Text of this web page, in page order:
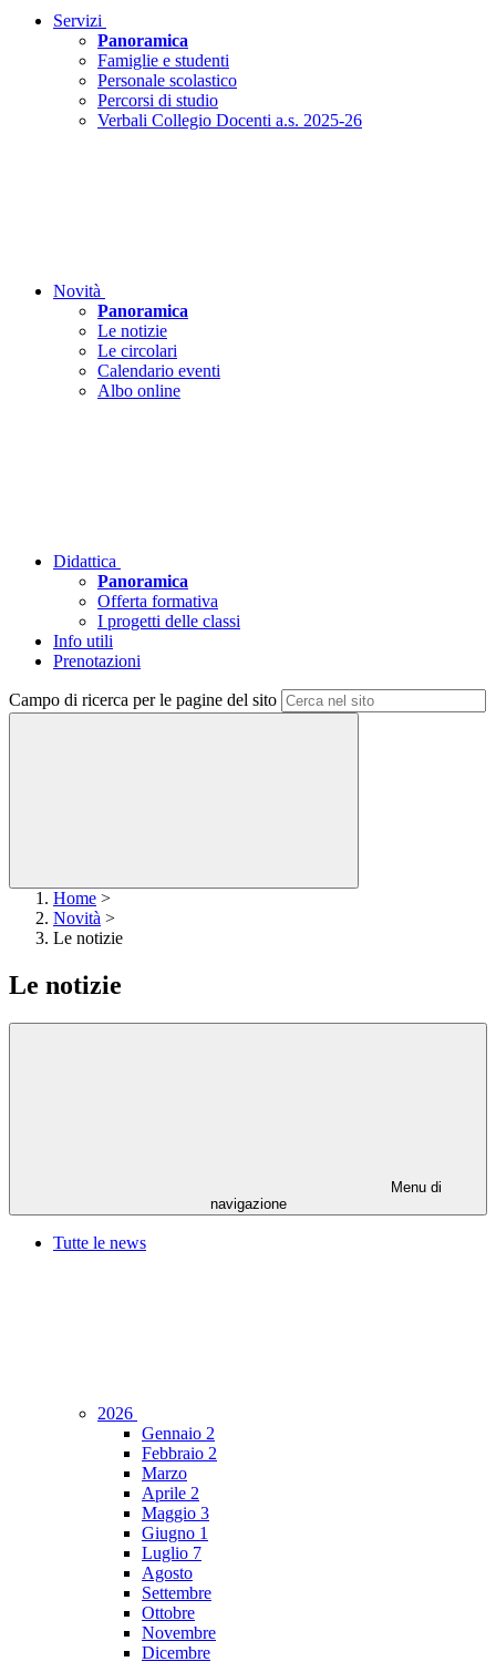
Servizi
Panoramica
Famiglie e studenti
Personale scolastico
Percorsi di studio
Verbali Collegio Docenti a.s. 2025-26
Novità
Panoramica
Le notizie
Le circolari
Calendario eventi
Albo online
Didattica
Panoramica
Offerta formativa
I progetti delle classi
Info utili
Prenotazioni
Campo di ricerca per le pagine del sito
Home >
Novità >
Le notizie
Le notizie
Menu di
navigazione
Tutte le news
2026
Gennaio 2
Febbraio 2
Marzo
Aprile 2
Maggio 3
Giugno 1
Luglio 7
Agosto
Settembre
Ottobre
Novembre
Dicembre